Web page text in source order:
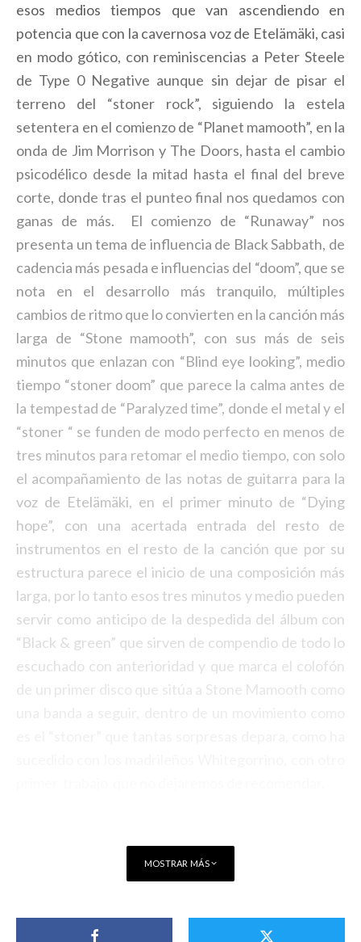
esos medios tiempos que van ascendiendo en
potencia que con la cavernosa voz de Etelämäki, casi
en modo gótico, con reminiscencias a Peter Steele
de Type 0 Negative aunque sin dejar de pisar el
terreno del “stoner rock”, siguiendo la estela
setentera en el comienzo de “Planet mamooth”, en la
onda de Jim Morrison y The Doors, hasta el cambio
psicodélico desde la mitad hasta el final del breve
corte, donde tras el punteo final nos quedamos con
ganas de más. El comienzo de “Runaway” nos
presenta un tema de influencia de Black Sabbath, de
cadencia más pesada e influencias del “doom”, que se
nota en el desarrollo más tranquilo, múltiples
cambios de ritmo que lo convierten en la canción más
larga de “Stone mamooth”, con sus más de seis
minutos que enlazan con “Blind eye looking”, medio
tiempo “stoner doom” que parece la calma antes de
la tempestad de “Paralyzed time”, donde el metal y el
“stoner “ se funden de modo perfecto en menos de
tres minutos para retomar el medio tiempo, con solo
el acompañamiento de las notas de guitarra para la
voz de Etelämäki, en el primer minuto de “Dying
hope”, con una acertada entrada del resto de
instrumentos en el resto de la canción que por su
estructura parece el inicio de una composición más
larga, por lo tanto esos tres minutos y medio pueden
servir como anticipo de la despedida del álbum con
“Black & green” que sirven de compendio de todo lo
escuchado con anterioridad y que marca el colofón
de un primer disco que sitúa a Stone Mamooth como
MOSTRAR MÁS